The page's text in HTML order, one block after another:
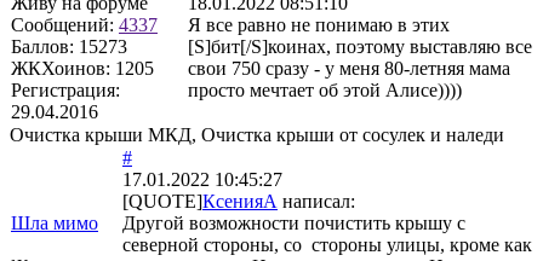
Сообщений: 4337
Баллов: 15273
ЖКХоинов: 1205
Регистрация:
29.04.2016
Я все равно не понимаю в этих
[S]бит[/S]коинах, поэтому выставляю все
свои 750 сразу - у меня 80-летняя мама
просто мечтает об этой Алисе))))
Очистка крыши МКД, Очистка крыши от сосулек и наледи
Шла мимо
#
17.01.2022 10:45:27
[QUOTE]КсенияА написал:
Другой возможности почистить крышу с
северной стороны, со стороны улицы, кроме как